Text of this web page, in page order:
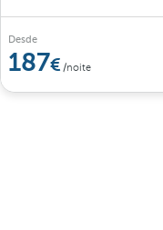
Desde
187 /noite